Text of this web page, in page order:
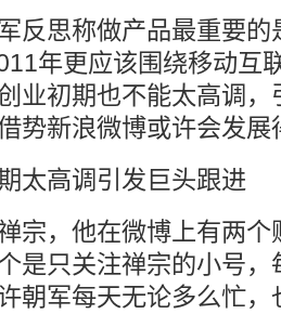
反思称做产品最重要
年更应该围绕移动互
业初期也不能太高调
势新浪微博或许会发展
太高调引发巨头跟进
宗，他在微博上有两
是只关注禅宗的小号
朝军每天无论多么忙